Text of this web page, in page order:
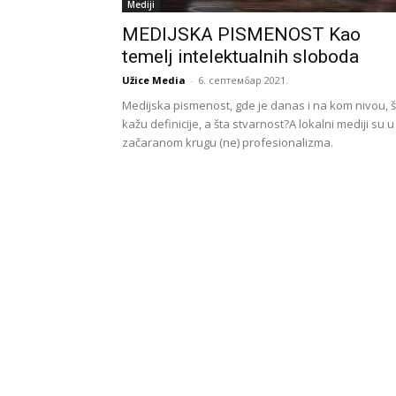
Mediji
MEDIJSKA PISMENOST Kao
temelj intelektualnih sloboda
Užice Media - 6. септембар 2021.
Medijska pismenost, gde je danas i na kom nivou,
kažu definicije, a šta stvarnost?A lokalni mediji su u
začaranom krugu (ne) profesionalizma.